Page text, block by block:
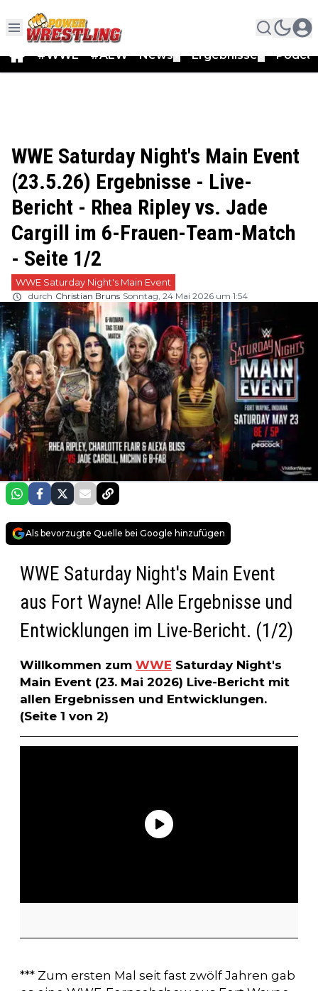
#WWE #AEW News Ergebnisse
WWE Saturday Night's Main Event
(23.5.26) Ergebnisse - Live-
Bericht - Rhea Ripley vs. Jade
Cargill im 6-Frauen-Team-Match
- Seite 1/2
WWE Saturday Night's Main Event
durch Christian Bruns Sonntag, 24 Mai 2026 um 1:54
Als bevorzugte Quelle bei Google hinzufügen
WWE Saturday Night's Main Event
aus Fort Wayne! Alle Ergebnisse und
Entwicklungen im Live-Bericht. (1/2)
Willkommen zum WWE Saturday Night's
Main Event (23. Mai 2026) Live-Bericht mit
allen Ergebnissen und Entwicklungen.
(Seite 1 von 2)
*** Zum ersten Mal seit fast zwölf Jahren gab